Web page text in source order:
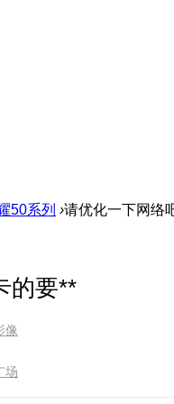
像
场
50系列 ›请优化一下网络
的要**